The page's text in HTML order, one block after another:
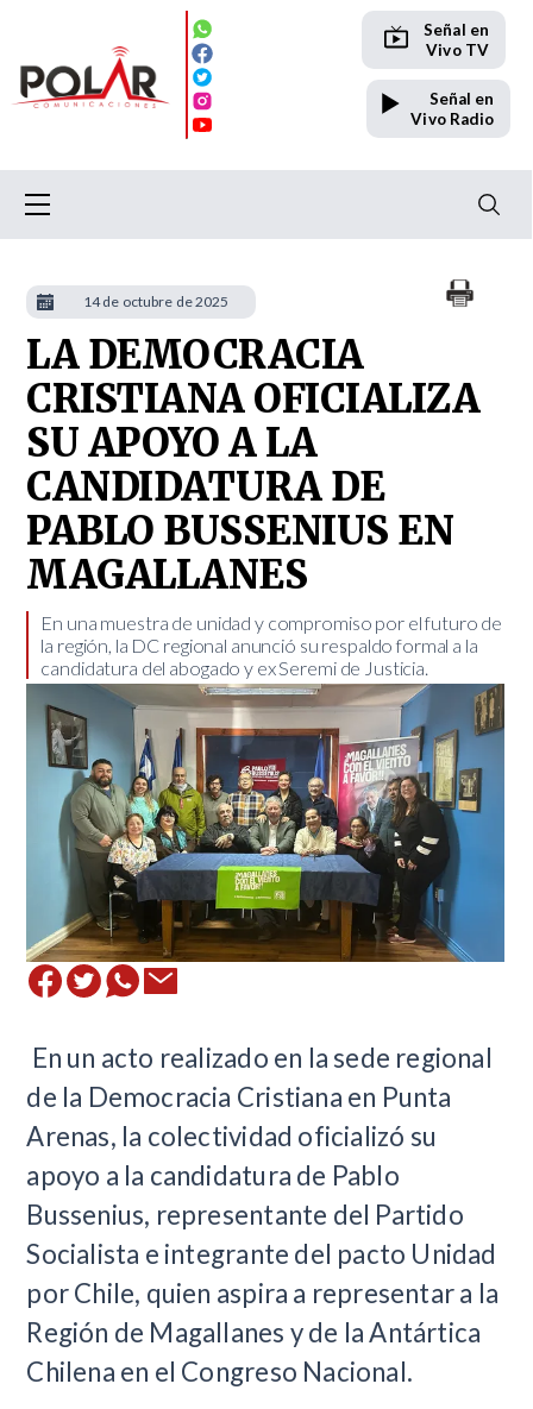
Señal en
Vivo TV
Señal en
Vivo Radio
LA DEMOCRACIA
CRISTIANA OFICIALIZA
SU APOYO A LA
CANDIDATURA DE
PABLO BUSSENIUS EN
MAGALLANES
​En una muestra de unidad y compromiso por el futuro de
la región, la DC regional anunció su respaldo formal a la
candidatura del abogado y ex Seremi de Justicia.
​ En un acto realizado en la sede regional
de la Democracia Cristiana en Punta
Arenas, la colectividad oficializó su
apoyo a la candidatura de Pablo
Bussenius, representante del Partido
Socialista e integrante del pacto Unidad
por Chile, quien aspira a representar a la
Región de Magallanes y de la Antártica
Chilena en el Congreso Nacional.
14 de octubre de 2025